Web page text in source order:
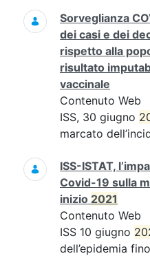
Sorveglianza
dei casi e dei
rispetto alla
risultato
vaccinale
Contenuto Web
ISS, 30 giugno
marcato
ISS-ISTAT,
Covid-19 sulla
inizio 2021
Contenuto Web
ISS 10 giugno
dell’epidemia